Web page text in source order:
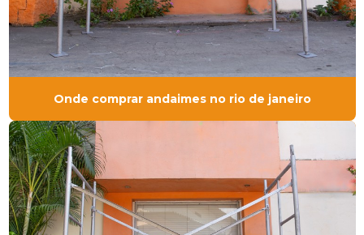
Onde comprar andaimes no rio de janeiro